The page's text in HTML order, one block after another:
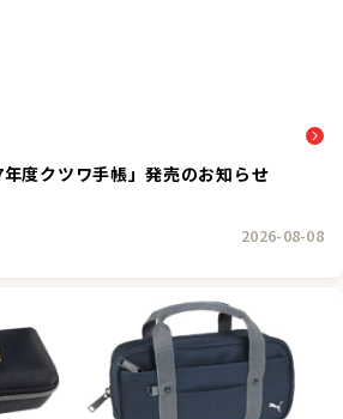
度クツワ手帳」発売のお知らせ
2026-08-08